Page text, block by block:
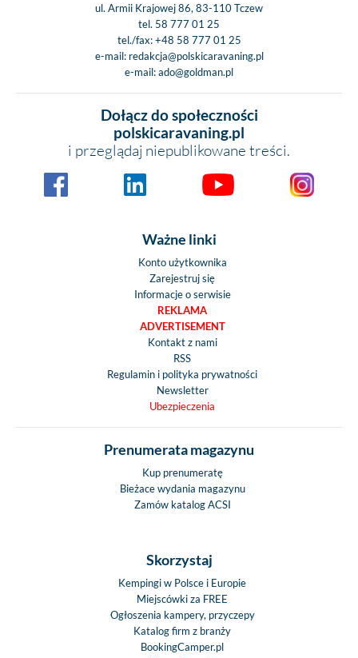
ul. Armii Krajowej 86, 83-110 Tczew
tel. 58 777 01 25
tel./fax:+48 58 777 01 25
e-mail: redakcja@polskicaravaning.pl
e-mail:ado@goldman.pl
Dołącz do społeczności
polskicaravaning.pl
i przeglądaj niepublikowane treści.
Ważne linki
Konto użytkownika
Zarejestruj się
Informacje o serwisie
REKLAMA
ADVERTISEMENT
Kontakt z nami
RSS
Regulamin i polityka prywatności
Newsletter
Ubezpieczenia
Prenumerata magazynu
Kup prenumeratę
Bieżace wydania magazynu
Zamów katalog ACSI
Skorzystaj
Kempingi w Polsce i Europie
Miejscówki za FREE
Ogłoszenia kampery, przyczepy
Katalog firm z branży
BookingCamper.pl